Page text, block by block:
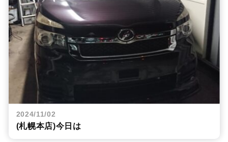
2024/11/02
(札幌本店)今日は